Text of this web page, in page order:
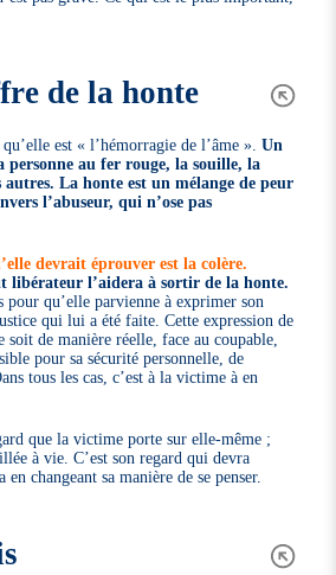
de la honte
est « l’hémorragie de l’âme ».Un
personne au fer rouge, la souille, la
autres. La honte est un mélange de peur
l’abuseur, qui n’ose pas
devrait éprouver est la colère.
libérateur l’aidera à sortir de la honte.
qu’elle parvienne à exprimer son
qui lui a été faite. Cette expression de
de manière réelle, face au coupable,
pour sa sécurité personnelle, de
tous les cas, c’est à la victime à en
que la victime porte sur elle-même ;
à vie. C’est son regard qui devra
en changeant sa manière de se penser.